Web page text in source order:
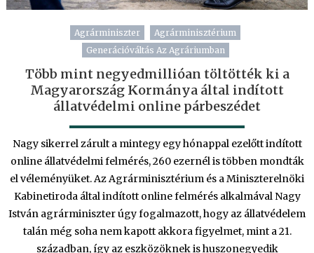
Agrárminiszter
Agrárminisztérium
Generációváltás Az Agráriumban
Több mint negyedmillióan töltötték ki a
Magyarország Kormánya által indított
állatvédelmi online párbeszédet
Nagy sikerrel zárult a mintegy egy hónappal ezelőtt indított
online állatvédelmi felmérés, 260 ezernél is többen mondták
el véleményüket. Az Agrárminisztérium és a Miniszterelnöki
Kabinetiroda által indított online felmérés alkalmával Nagy
István agrárminiszter úgy fogalmazott, hogy az állatvédelem
talán még soha nem kapott akkora figyelmet, mint a 21.
században, így az eszközöknek is huszonegyedik